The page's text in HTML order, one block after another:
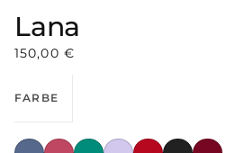
Lana
150,00 €
FARBE